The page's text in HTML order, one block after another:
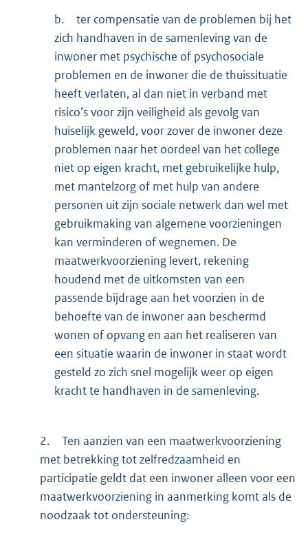
b.
ter compensatie van de problemen bij het
zich handhaven in de samenleving van de
inwoner met psychische of psychosociale
problemen en de inwoner die de thuissituatie
heeft verlaten, al dan niet in verband met
risico’s voor zijn veiligheid als gevolg van
huiselijk geweld, voor zover de inwoner deze
problemen naar het oordeel van het college
niet op eigen kracht, met gebruikelijke hulp,
met mantelzorg of met hulp van andere
personen uit zijn sociale netwerk dan wel met
gebruikmaking van algemene voorzieningen
kan verminderen of wegnemen. De
maatwerkvoorziening levert, rekening
houdend met de uitkomsten van een
passende bijdrage aan het voorzien in de
behoefte van de inwoner aan beschermd
wonen of opvang en aan het realiseren van
een situatie waarin de inwoner in staat wordt
gesteld zo zich snel mogelijk weer op eigen
kracht te handhaven in de samenleving.
2.
Ten aanzien van een maatwerkvoorziening
met betrekking tot zelfredzaamheid en
participatie geldt dat een inwoner alleen voor een
maatwerkvoorziening in aanmerking komt als de
noodzaak tot ondersteuning: